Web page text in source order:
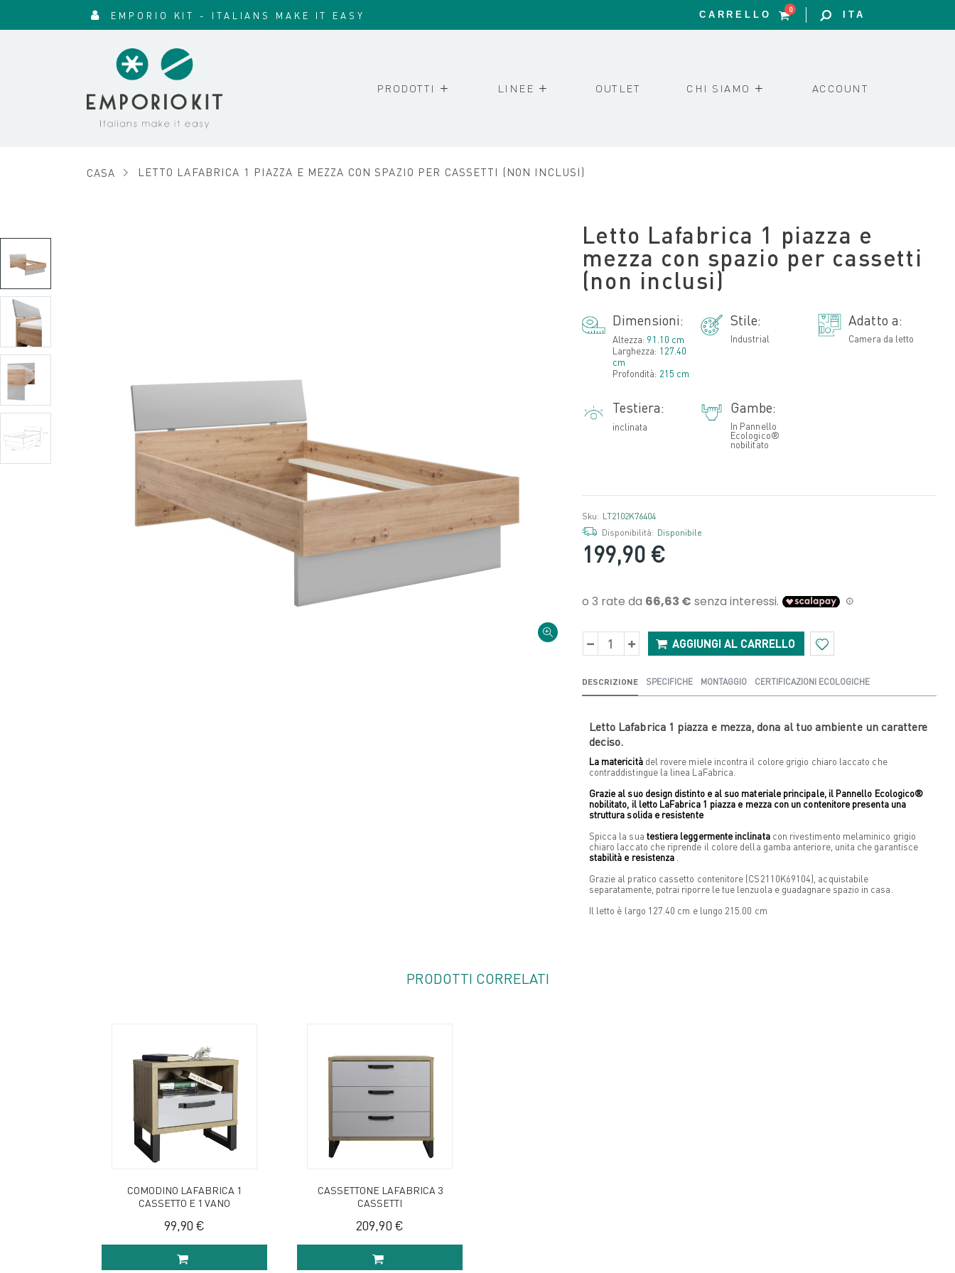
EMPORIO KIT - ITALIANS MAKE IT EASY CARRELLO 0 ITA
PRODOTTI LINEE OUTLET CHI SIAMO ACCOUNT
CASA LETTO LAFABRICA 1 PIAZZA E MEZZA CON SPAZIO PER CASSETTI (NON INCLUSI)
Letto Lafabrica 1 piazza e
mezza con spazio per cassetti
(non inclusi)
Dimensioni:
Altezza: 91.10 cm
Larghezza: 127.40
cm
Profondità: 215 cm
Stile:
Industrial
Adatto a:
Camera da letto
Testiera:
inclinata
Gambe:
In Pannello
Ecologico®
nobilitato
Sku: LT2102K76404
Disponibilità: Disponibile
199,90 €
AGGIUNGI AL CARRELLO
DESCRIZIONE SPECIFICHE MONTAGGIO CERTIFICAZIONI ECOLOGICHE
Letto Lafabrica 1 piazza e mezza, dona al tuo ambiente un carattere
deciso.
La matericitàdel rovere miele incontra il colore grigio chiaro laccato che
contraddistingue la linea LaFabrica.
Grazie al suo design distinto e al suo materiale principale, il Pannello Ecologico®
nobilitato, il letto LaFabrica 1 piazza e mezza con un contenitore presenta una
struttura solida e resistente
Spicca la sua testiera leggermente inclinatacon rivestimento melaminico grigio
chiaro laccato che riprende il colore della gamba anteriore, unita che garantisce
stabilità e resistenza
Grazie al pratico cassetto contenitore (CS2110K69104), acquistabile
separatamente, potrai riporre le tue lenzuola e guadagnare spazio in casa.
Il letto è largo 127.40 cm e lungo 215.00 cm
PRODOTTI CORRELATI
COMODINO LAFABRICA 1
CASSETTO E 1 VANO
99,90 €
CASSETTONE LAFABRICA 3
CASSETTI
209,90 €